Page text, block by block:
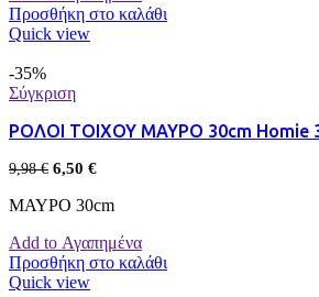
Προσθήκη στο καλάθι
Quick view
-35%
Σύγκριση
ΡΟΛΟΙ ΤΟΙΧΟΥ ΜΑΥΡΟ 30cm Homie
9,98€ 6,50 €
ΜΑΥΡΟ 30cm
Add to Αγαπημένα
Προσθήκη στο καλάθι
Quick view